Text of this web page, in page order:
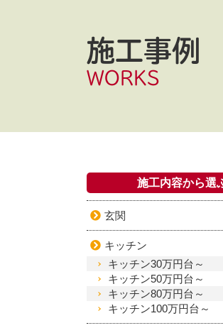
施工事例
WORKS
施工内容から選
玄関
キッチン
キッチン30万円台～
キッチン50万円台～
キッチン80万円台～
キッチン100万円台～